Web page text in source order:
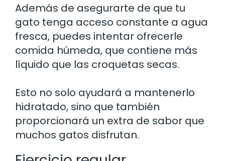
Además de asegurarte de que tu
gato tenga acceso constante a agua
fresca, puedes intentar ofrecerle
comida húmeda, que contiene más
líquido que las croquetas secas.
Esto no solo ayudará a mantenerlo
hidratado, sino que también
proporcionará un extra de sabor que
muchos gatos disfrutan.